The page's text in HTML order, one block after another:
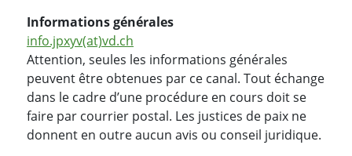
Informations générales
info.jpxyv(at)vd.ch
Attention, seules les informations générales
peuvent être obtenues par ce canal. Tout échange
dans le cadre d’une procédure en cours doit se
faire par courrier postal. Les justices de paix ne
donnent en outre aucun avis ou conseil juridique.